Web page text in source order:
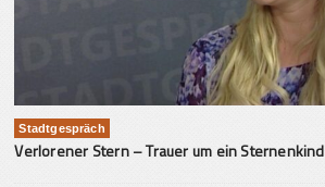
Stadtgespräch
Verlorener Stern – Trauer um ein Sternenkind